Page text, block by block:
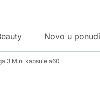
Novo u ponudi
3 Mini kapsule a60